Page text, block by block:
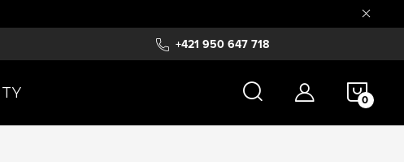
+421 950 647 718